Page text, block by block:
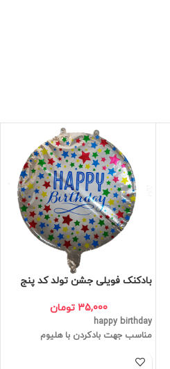
بادکنک فویلی جشن تولد کد پنج
35,000 تومان
happy birthday
مناسب جهت بادکردن با هلیوم